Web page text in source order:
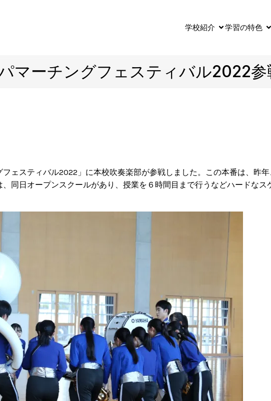
学校紹介 学習の特色
マーチングフェスティバル2022参
ェスティバル2022」に本校吹奏楽部が参戦しました。この本番は、昨
同日オープンスクールがあり、授業を６時間目まで行うなどハードなス